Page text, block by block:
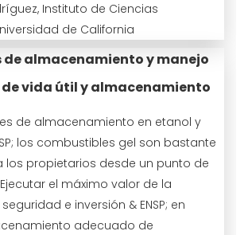
Instituto de Ciencias
de California
de almacenamiento y manejo
vida útil y almacenamiento
de almacenamiento en etanol y
los combustibles gel son bastante
los propietarios desde un punto de
el máximo valor de la
e inversión & ENSP; en
adecuado de